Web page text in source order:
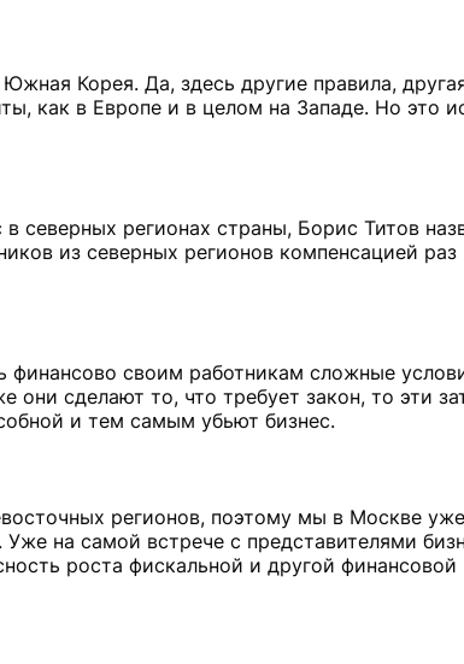
Корея. Да, здесь другие правила,
как в Европе и в целом на Западе. Но это
северных регионах страны, Борис Титов
из северных регионов компенсацией раз
своим работникам сложные
сделают то, что требует закон, то эти
и тем самым убьют бизнес.
регионов, поэтому мы в Москве
на самой встрече с представителями
роста фискальной и другой финансовой